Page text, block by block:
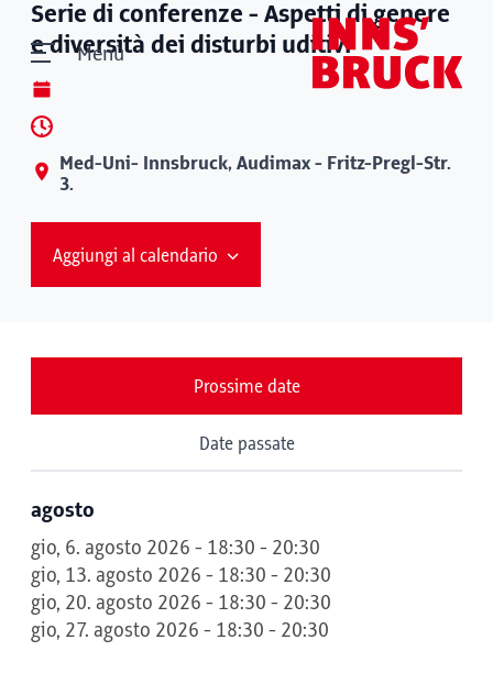
Menù
Serie di conferenze - Aspetti di genere
e diversità dei disturbi uditivi
Med-Uni- Innsbruck, Audimax - Fritz-Pregl-Str.
3.
Aggiungi al calendario
Prossime date
Date passate
agosto
gio, 6. agosto 2026 - 18:30 - 20:30
gio, 13. agosto 2026 - 18:30 - 20:30
gio, 20. agosto 2026 - 18:30 - 20:30
gio, 27. agosto 2026 - 18:30 - 20:30